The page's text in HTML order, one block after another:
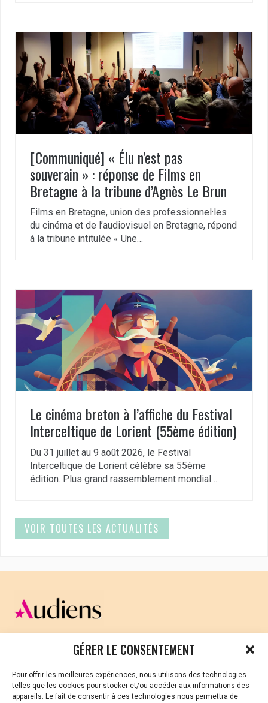
GÉRER LE CONSENTEMENT
Pour offrir les meilleures expériences, nous utilisons des technologies
telles que les cookies pour stocker et/ou accéder aux informations des
appareils. Le fait de consentir à ces technologies nous permettra de
[Communiqué] « Élu n’est pas
souverain » : réponse de Films en
Bretagne à la tribune d’Agnès Le Brun
Films en Bretagne, union des professionnel·les
du cinéma et de l’audiovisuel en Bretagne, répond
à la tribune intitulée « Une…
Le cinéma breton à l’affiche du Festival
Interceltique de Lorient (55ème édition)
Du 31 juillet au 9 août 2026, le Festival
Interceltique de Lorient célèbre sa 55ème
édition. Plus grand rassemblement mondial…
VOIR TOUTES LES ACTUALITÉS
CELLULE D’ÉCOUTE ET DE SOUTIEN PSYCHOLOGIQUE ET
Vous avez été témoin ou vous êtes victime de VSS ? Ou
vous êtes référent·es harcèlement en besoin de soutien